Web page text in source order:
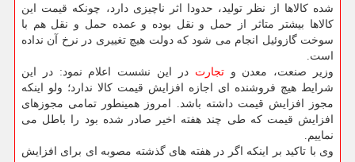
شده كالاها از نظر تولید، حدودا اثر ناچیزی دارد، چونكه قیمت این
كالاها بیشتر متاثر از حمل و نقل بوده و عمده حمل و نقل هم با
سوخت گازوئیل انجام می شود كه دولت هیچ تغییری در نرخ آن نداده
است.
وزیر صنعت، معدن وتجارت در این نشست اعلام نمود: در این
شرایط هیچ فروشنده ای اجازه افزایش قیمت كالا ندارد؛ ولو اینكه
مجوز افزایش قیمت داشته باشد. امروز همینطور تمامی مجوزهای
افزایش قیمت كه طی چند هفته اخیر صادر شده بود را باطل می
نماییم.
وی با تاكید بر اینكه اگر در هفته های گذشته مصوبه ای برای افزایش